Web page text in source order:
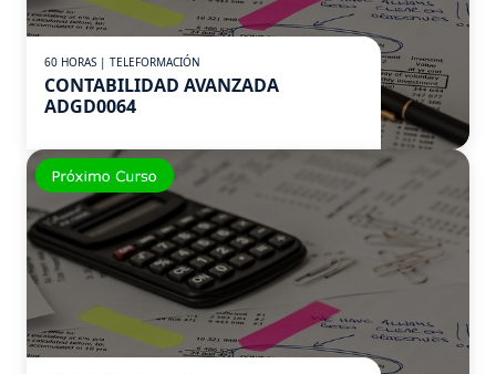
60 HORAS | TELEFORMACIÓN
CONTABILIDAD AVANZADA
ADGD0064